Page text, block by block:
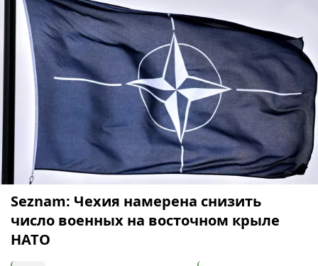
Seznam: Чехия намерена снизить
число военных на восточном крыле
НАТО